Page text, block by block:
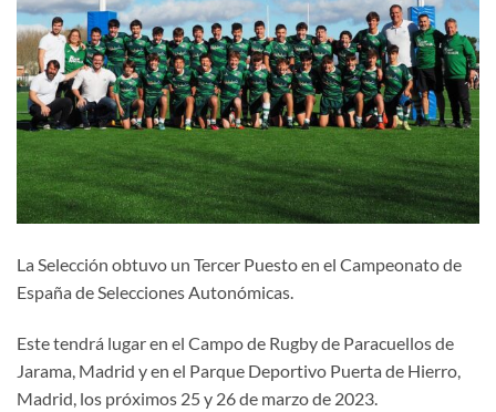
La Selección obtuvo un Tercer Puesto en el Campeonato de
España de Selecciones Autonómicas.
Este tendrá lugar en el Campo de Rugby de Paracuellos de
Jarama, Madrid y en el Parque Deportivo Puerta de Hierro,
Madrid, los próximos 25 y 26 de marzo de 2023.